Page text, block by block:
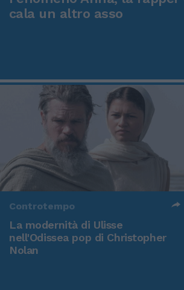
cala un altro asso
Controtempo
La modernità di Ulisse
nell'Odissea pop di Christopher
Nolan